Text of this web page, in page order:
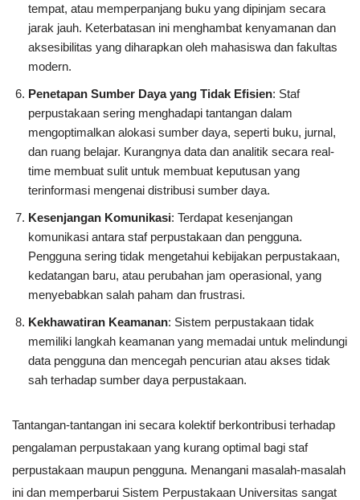
tempat, atau memperpanjang buku yang dipinjam secara
jarak jauh. Keterbatasan ini menghambat kenyamanan dan
aksesibilitas yang diharapkan oleh mahasiswa dan fakultas
modern.
Penetapan Sumber Daya yang Tidak Efisien: Staf
perpustakaan sering menghadapi tantangan dalam
mengoptimalkan alokasi sumber daya, seperti buku, jurnal,
dan ruang belajar. Kurangnya data dan analitik secara real-
time membuat sulit untuk membuat keputusan yang
terinformasi mengenai distribusi sumber daya.
Kesenjangan Komunikasi: Terdapat kesenjangan
komunikasi antara staf perpustakaan dan pengguna.
Pengguna sering tidak mengetahui kebijakan perpustakaan,
kedatangan baru, atau perubahan jam operasional, yang
menyebabkan salah paham dan frustrasi.
Kekhawatiran Keamanan: Sistem perpustakaan tidak
memiliki langkah keamanan yang memadai untuk melindungi
data pengguna dan mencegah pencurian atau akses tidak
sah terhadap sumber daya perpustakaan.
Tantangan-tantangan ini secara kolektif berkontribusi terhadap
pengalaman perpustakaan yang kurang optimal bagi staf
perpustakaan maupun pengguna. Menangani masalah-masalah
ini dan memperbarui Sistem Perpustakaan Universitas sangat